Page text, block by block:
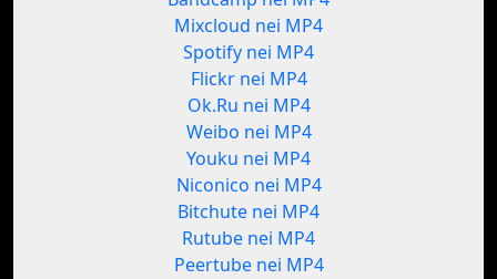
Mixcloud nei MP4
Spotify nei MP4
Flickr nei MP4
Ok.Ru nei MP4
Weibo nei MP4
Youku nei MP4
Niconico nei MP4
Bitchute nei MP4
Rutube nei MP4
Peertube nei MP4